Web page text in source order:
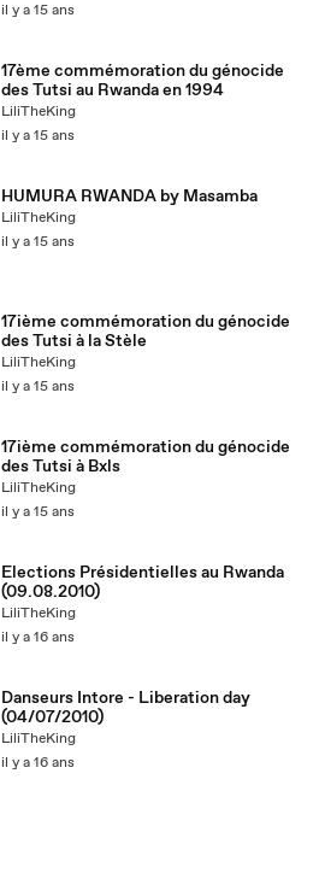
il y a 15 ans
17ème commémoration du génocide
des Tutsi au Rwanda en 1994
LiliTheKing
il y a 15 ans
HUMURA RWANDA by Masamba
LiliTheKing
il y a 15 ans
17ième commémoration du génocide
des Tutsi à la Stèle
LiliTheKing
il y a 15 ans
17ième commémoration du génocide
des Tutsi à Bxls
LiliTheKing
il y a 15 ans
Elections Présidentielles au Rwanda
(09.08.2010)
LiliTheKing
il y a 16 ans
Danseurs Intore - Liberation day
(04/07/2010)
LiliTheKing
il y a 16 ans